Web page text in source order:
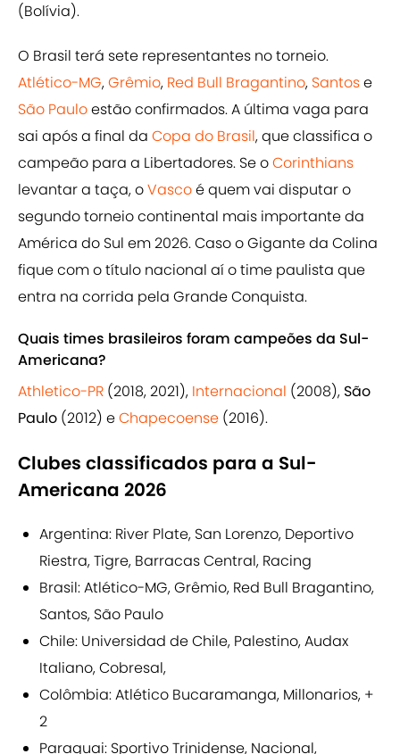
(Bolívia).
O Brasil terá sete representantes no torneio.
Atlético-MG,Grêmio, Red Bull Bragantino, Santose
São Pauloestão confirmados. A última vaga para
sai após a final da Copa do Brasil, que classifica o
campeão para a Libertadores. Se oCorinthians
levantar a taça, oVascoé quem vai disputar o
segundo torneio continental mais importante da
América do Sul em 2026. Caso o Gigante da Colina
fique com o título nacional aí o time paulista que
entra na corrida pela Grande Conquista.
Quais times brasileiros foram campeões da Sul-
Americana?
Athletico-PR (2018, 2021), Internacional (2008), São
Paulo (2012) eChapecoense (2016).
Clubes classificados para a Sul-
Americana 2026
Argentina: River Plate, San Lorenzo, Deportivo
Riestra, Tigre, Barracas Central, Racing
Brasil: Atlético-MG, Grêmio, Red Bull Bragantino,
Santos, São Paulo
Chile: Universidad de Chile, Palestino, Audax
Italiano, Cobresal,
Colômbia: Atlético Bucaramanga, Millonarios, +
2
Paraguai: Sportivo Trinidense, Nacional,